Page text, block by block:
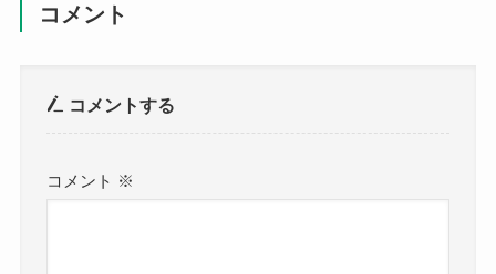
コメント
コメントする
コメント ※